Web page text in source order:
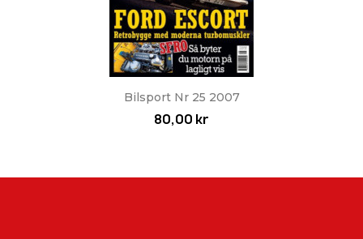
Bilsport Nr 25 2007
80,00 kr